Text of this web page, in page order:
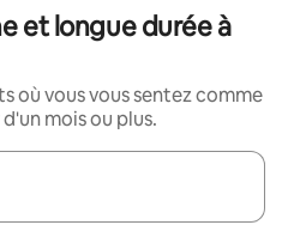
et longue durée à
où vous vous sentez comme
mois ou plus.
utilisez les flèches vers le